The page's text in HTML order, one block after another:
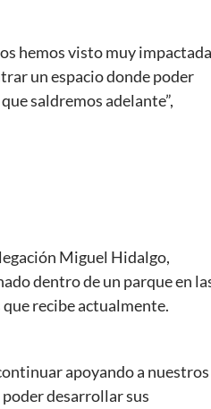
hemos visto muy
un espacio donde poder
saldremos adelante”,
Miguel Hidalgo,
dentro de un parque en
recibe actualmente.
apoyando a nuestros
desarrollar sus